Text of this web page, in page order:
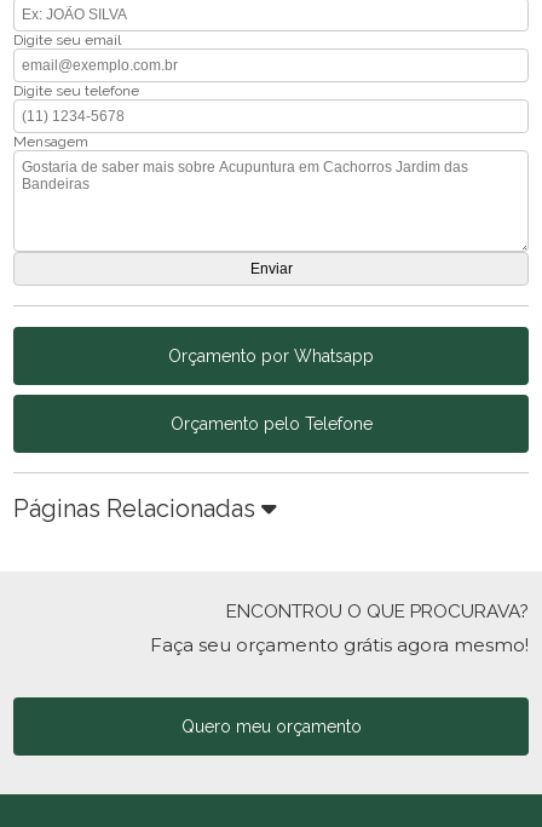
Digite seu email
Digite seu telefone
Mensagem
Orçamento por Whatsapp
Orçamento pelo Telefone
Páginas Relacionadas
ENCONTROU O QUE PROCURAVA?
Faça seu orçamento grátis agora mesmo!
Quero meu orçamento